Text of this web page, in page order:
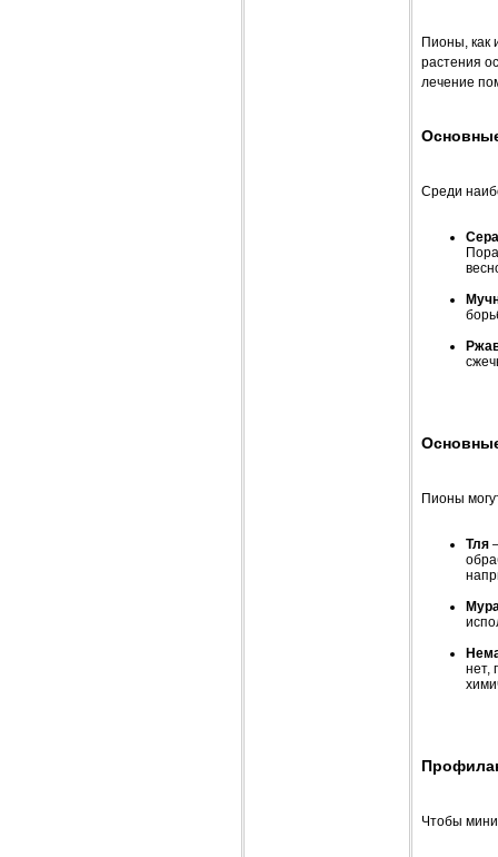
Пионы, как
растения
лечение
Среди
Пионы
Тля
нет,
Чтобы